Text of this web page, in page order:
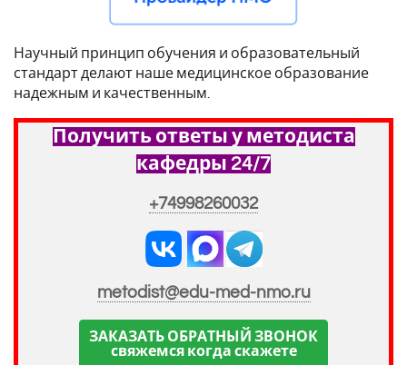
Научный принцип обучения и образовательный
стандарт делают наше медицинское образование
надежным и качественным.
Получить ответы у методиста
кафедры 24/7
+74998260032
metodist@edu-med-nmo.ru
ЗАКАЗАТЬ ОБРАТНЫЙ ЗВОНОК
свяжемся когда скажете